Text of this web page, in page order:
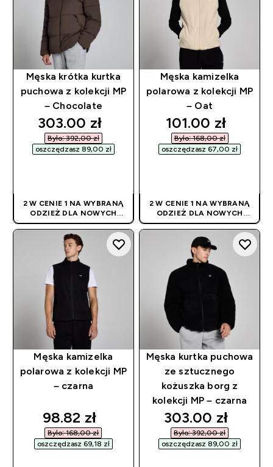
Męska krótka kurtka
puchowa z kolekcji MP
– Chocolate
discounted price
303.00 zł‎
Było: 392,00 zł‎
oszczędzasz 89,00 zł‎
2 W CENIE 1 NA WYBRANĄ
ODZIEŻ DLA NOWYCH
KLIENTÓW! RABAT
NALICZANY
AUTOMATYCZNIE
Męska kamizelka
polarowa z kolekcji MP
– Oat
discounted
101.00 zł‎
Było: 168,00 zł‎
oszczędzasz 67,00 zł‎
2 W CENIE 1 NA WYBRANĄ
ODZIEŻ DLA NOWYCH
KLIENTÓW! RABAT
AUTOMATYCZNIE
Męska kamizelka
polarowa z kolekcji MP
– czarna
discounted price
98.82 zł‎
Było: 168,00 zł‎
oszczędzasz 69,18 zł‎
Męska kurtka puchowa
ze sztucznego
kożuszka borg z
kolekcji MP – czarna
discounted
303.00 zł‎
Było: 392,00 zł‎
oszczędzasz 89,00 zł‎